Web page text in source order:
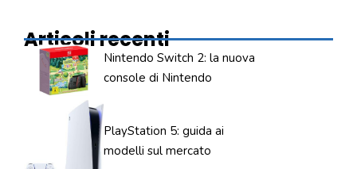
Articoli recenti
Nintendo Switch 2: la nuova
console di Nintendo
PlayStation 5: guida ai
modelli sul mercato